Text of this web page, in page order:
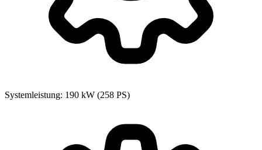
Systemleistung: 190 kW (258 PS)